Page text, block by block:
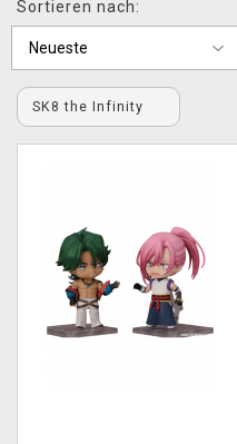
XZONE CLUB
Sortieren nach:
SK8 the Infinity